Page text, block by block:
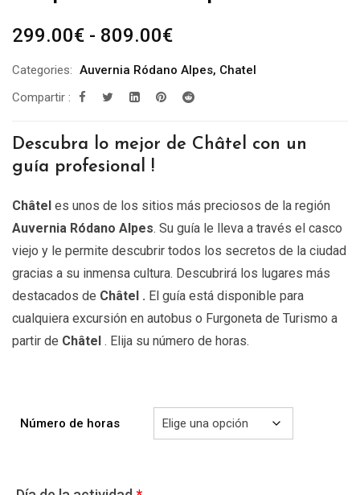
299.00€ - 809.00€Rango
precios:
desde
hasta
Categories: Auvernia Ródano Alpes, Chatel
Compartir :
Descubra lo mejor de Châtel con un
guía profesional !
Châtel es unos de los sitios más preciosos de la región
Auvernia Ródano Alpes. Su guía le lleva a través el casco
viejo y le permite descubrir todos los secretos de la ciudad
gracias a su inmensa cultura. Descubrirá los lugares más
destacados de Châtel . El guía está disponible para
cualquiera excursión en autobus o Furgoneta de Turismo a
partir de Châtel . Elija su número de horas.
Número de horas